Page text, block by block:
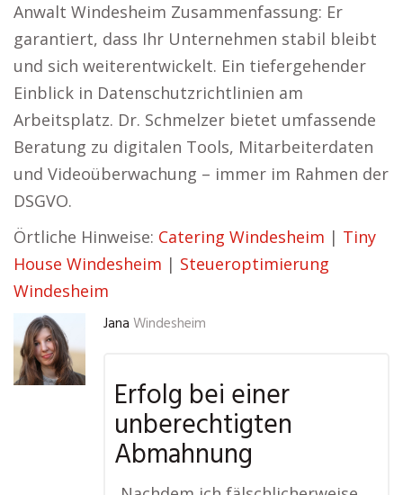
Anwalt Windesheim Zusammenfassung: Er
garantiert, dass Ihr Unternehmen stabil bleibt
und sich weiterentwickelt. Ein tiefergehender
Einblick in Datenschutzrichtlinien am
Arbeitsplatz. Dr. Schmelzer bietet umfassende
Beratung zu digitalen Tools, Mitarbeiterdaten
und Videoüberwachung – immer im Rahmen der
DSGVO.
Örtliche Hinweise: Catering Windesheim | Tiny
House Windesheim | Steueroptimierung
Windesheim
Jana Windesheim
Erfolg bei einer
unberechtigten
Abmahnung